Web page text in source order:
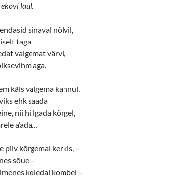
laul.
sinaval nõlvil,
taga;
valgemat värvi,
aga.
käis valgema kannul,
ehk saada
nii hiilgada kõrgel,
a’ada…
pilv kõrgemal kerkis, –
sõue –
koledal kombel –